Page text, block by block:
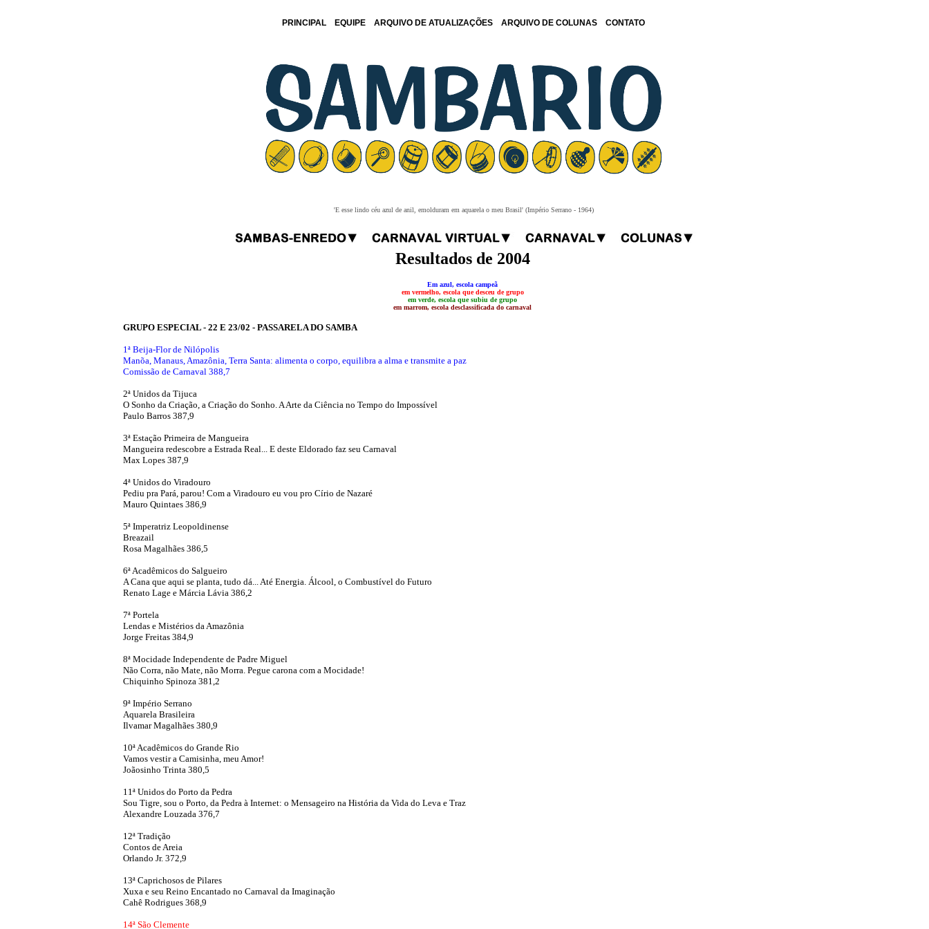
PRINCIPAL EQUIPE ARQUIVO DE ATUALIZAÇÕES ARQUIVO DE COLUNAS CONTATO
'E esse lindo céu azul de anil, emolduram em aquarela o meu Brasil' (Império Serrano - 1964)
Resultados de 2004
Em azul, escola campeã
em vermelho, escola que desceu de grupo
em verde, escola que subiu de grupo
em marrom, escola desclassificada do carnaval
GRUPO ESPECIAL - 22 E 23/02 - PASSARELA DO SAMBA
1ª Beija-Flor de Nilópolis
Manõa, Manaus, Amazônia, Terra Santa: alimenta o corpo, equilibra a alma e transmite a paz
Comissão de Carnaval 388,7
2ª Unidos da Tijuca
O Sonho da Criação, a Criação do Sonho. A Arte da Ciência no Tempo do Impossível
Paulo Barros 387,9
3ª Estação Primeira de Mangueira
Mangueira redescobre a Estrada Real... E deste Eldorado faz seu Carnaval
Max Lopes 387,9
4ª Unidos do Viradouro
Pediu pra Pará, parou! Com a Viradouro eu vou pro Círio de Nazaré
Mauro Quintaes 386,9
5ª Imperatriz Leopoldinense
Breazail
Rosa Magalhães 386,5
6ª Acadêmicos do Salgueiro
A Cana que aqui se planta, tudo dá... Até Energia. Álcool, o Combustível do Futuro
Renato Lage e Márcia Lávia 386,2
7ª Portela
Lendas e Mistérios da Amazônia
Jorge Freitas 384,9
8ª Mocidade Independente de Padre Miguel
Não Corra, não Mate, não Morra. Pegue carona com a Mocidade!
Chiquinho Spinoza 381,2
9ª Império Serrano
Aquarela Brasileira
Ilvamar Magalhães 380,9
10ª Acadêmicos do Grande Rio
Vamos vestir a Camisinha, meu Amor!
Joãosinho Trinta 380,5
11ª Unidos do Porto da Pedra
Sou Tigre, sou o Porto, da Pedra à Internet: o Mensageiro na História da Vida do Leva e Traz
Alexandre Louzada 376,7
12ª Tradição
Contos de Areia
Orlando Jr. 372,9
13ª Caprichosos de Pilares
Xuxa e seu Reino Encantado no Carnaval da Imaginação
Cahê Rodrigues 368,9
14ª São Clemente